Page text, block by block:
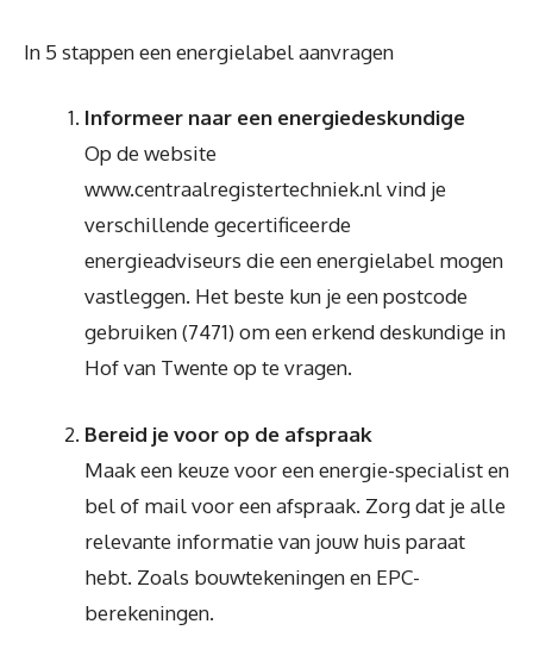
In 5 stappen een energielabel aanvragen
Informeer naar een energiedeskundige
Op de website
www.centraalregistertechniek.nl vind je
verschillende gecertificeerde
energieadviseurs die een energielabel mogen
vastleggen. Het beste kun je een postcode
gebruiken (7471) om een erkend deskundige in
Hof van Twente op te vragen.
Bereid je voor op de afspraak
Maak een keuze voor een energie-specialist en
bel of mail voor een afspraak. Zorg dat je alle
relevante informatie van jouw huis paraat
hebt. Zoals bouwtekeningen en EPC-
berekeningen.